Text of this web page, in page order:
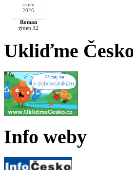
srpen
2026
Roman
týden 32
Ukliďme
Info weby